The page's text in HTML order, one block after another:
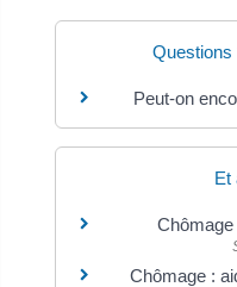
Questions
Peut-on
Et
Chômage :